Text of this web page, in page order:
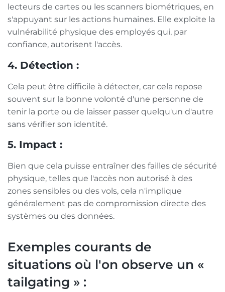
lecteurs de cartes ou les scanners biométriques, en
s'appuyant sur les actions humaines. Elle exploite la
vulnérabilité physique des employés qui, par
confiance, autorisent l'accès.
4. Détection :
Cela peut être difficile à détecter, car cela repose
souvent sur la bonne volonté d'une personne de
tenir la porte ou de laisser passer quelqu'un d'autre
sans vérifier son identité.
5. Impact :
Bien que cela puisse entraîner des failles de sécurité
physique, telles que l'accès non autorisé à des
zones sensibles ou des vols, cela n'implique
généralement pas de compromission directe des
systèmes ou des données.
Exemples courants de
situations où l'on observe un «
tailgating » :